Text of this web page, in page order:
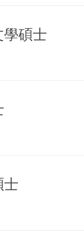
碩士
士